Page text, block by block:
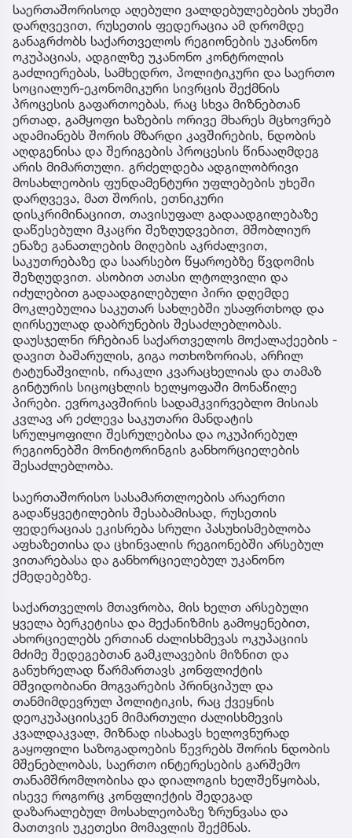
საერთაშორისოდ აღებული ვალდებულებების უხეში
დარღვევით, რუსეთის ფედერაცია ამ დრომდე
განაგრძობს საქართველოს რეგიონების უკანონო
ოკუპაციას, ადგილზე უკანონო კონტროლის
გაძლიერებას, სამხედრო, პოლიტიკური და საერთო
სოციალურ-ეკონომიკური სივრცის შექმნის
პროცესის გაფართოებას, რაც სხვა მიზნებთან
ერთად, გამყოფი ხაზების ორივე მხარეს მცხოვრებ
ადამიანებს შორის მზარდი კავშირების, ნდობის
აღდგენისა და შერიგების პროცესის წინააღმდეგ
არის მიმართული. გრძელდება ადგილობრივი
მოსახლეობის ფუნდამენტური უფლებების უხეში
დარღვევა, მათ შორის, ეთნიკური
დისკრიმინაციით, თავისუფალ გადაადგილებაზე
დაწესებული მკაცრი შეზღუდვებით, მშობლიურ
ენაზე განათლების მიღების აკრძალვით,
საკუთრებაზე და საარსებო წყაროებზე წვდომის
შეზღუდვით. ასობით ათასი ლტოლვილი და
იძულებით გადაადგილებული პირი დღემდე
მოკლებულია საკუთარ სახლებში უსაფრთხოდ და
ღირსეულად დაბრუნების შესაძლებლობას.
დაუსჯელნი რჩებიან საქართველოს მოქალაქეების -
დავით ბაშარულის, გიგა ოთხოზორიას, არჩილ
ტატუნაშვილის, ირაკლი კვარაცხელიას და თამაზ
გინტურის სიცოცხლის ხელყოფაში მონაწილე
პირები. ევროკავშირის სადამკვირვებლო მისიას
კვლავ არ ეძლევა საკუთარი მანდატის
სრულყოფილი შესრულებისა და ოკუპირებულ
რეგიონებში მონიტორინგის განხორციელების
შესაძლებლობა.
საერთაშორისო სასამართლოების არაერთი
გადაწყვეტილების შესაბამისად, რუსეთის
ფედერაციას ეკისრება სრული პასუხისმებლობა
აფხაზეთისა და ცხინვალის რეგიონებში არსებულ
ვითარებასა და განხორციელებულ უკანონო
ქმედებებზე.
საქართველოს მთავრობა, მის ხელთ არსებული
ყველა ბერკეტისა და მექანიზმის გამოყენებით,
ახორციელებს ერთიან ძალისხმევას ოკუპაციის
მძიმე შედეგებთან გამკლავების მიზნით და
განუხრელად წარმართავს კონფლიქტის
მშვიდობიანი მოგვარების პრინციპულ და
თანმიმდევრულ პოლიტიკის, რაც ქვეყნის
დეოკუპაციისკენ მიმართული ძალისხმევის
კვალდაკვალ, მიზნად ისახავს ხელოვნურად
გაყოფილი საზოგადოების წევრებს შორის ნდობის
მშენებლობას, საერთო ინტერესების გარშემო
თანამშრომლობისა და დიალოგის ხელშეწყობას,
ისევე როგორც კონფლიქტის შედეგად
დაზარალებულ მოსახლეობაზე ზრუნვასა და
მათთვის უკეთესი მომავლის შექმნას.